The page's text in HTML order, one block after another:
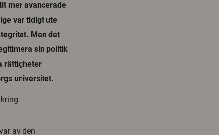
mer avancerade
var tidigt ute
Men det
sin politik
rättigheter
universitet.
av den